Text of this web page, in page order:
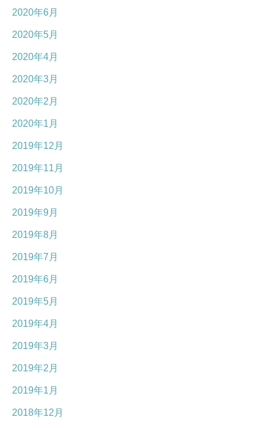
2020年6月
2020年5月
2020年4月
2020年3月
2020年2月
2020年1月
2019年12月
2019年11月
2019年10月
2019年9月
2019年8月
2019年7月
2019年6月
2019年5月
2019年4月
2019年3月
2019年2月
2019年1月
2018年12月